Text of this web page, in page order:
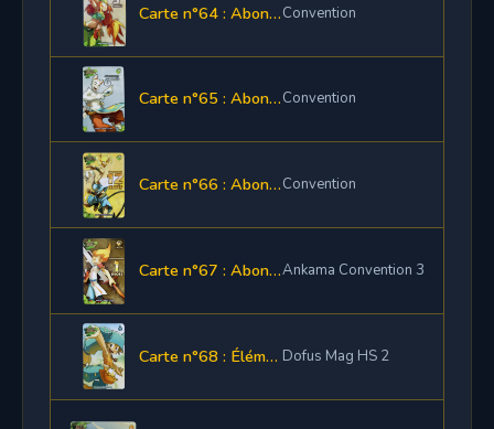
Carte n°64 : Abonnement 3 moisConvention
Carte n°65 : Abonnement 6 moisConvention
Carte n°66 : Abonnement 12 moisConvention
Carte n°67 : Abonnement 1 moisAnkama Convention 3
Carte n°68 : Élément de panoplie Yugo Dofus Mag HS 2